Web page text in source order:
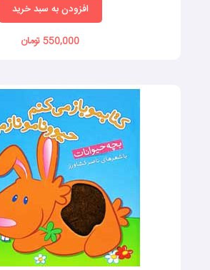
افزودن به سبد خرید
550,000 تومان